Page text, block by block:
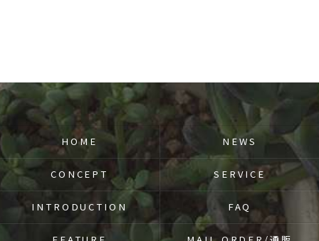
HOME NEWS
CONCEPT SERVICE
INTRODUCTION FAQ